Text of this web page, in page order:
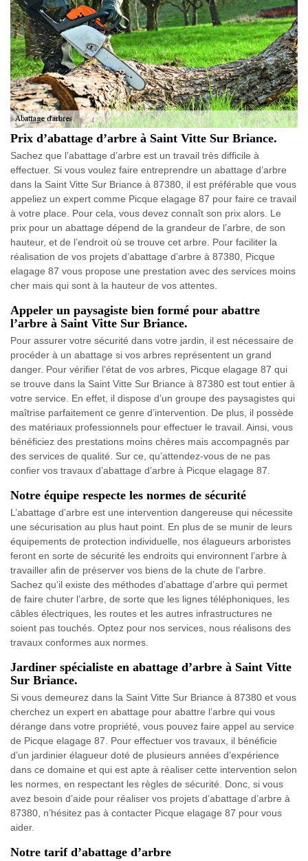
Prix d’abattage d’arbre à Saint Vitte Sur Briance.
Sachez que l’abattage d’arbre est un travail très difficile à
effectuer. Si vous voulez faire entreprendre un abattage d’arbre
dans la Saint Vitte Sur Briance à 87380, il est préférable que vous
appeliez un expert comme Picque elagage 87 pour faire ce travail
à votre place. Pour cela, vous devez connaît son prix alors. Le
prix pour un abattage dépend de la grandeur de l’arbre, de son
hauteur, et de l’endroit où se trouve cet arbre. Pour faciliter la
réalisation de vos projets d’abattage d’arbre à 87380, Picque
elagage 87 vous propose une prestation avec des services moins
cher mais qui sont à la hauteur de vos attentes.
Appeler un paysagiste bien formé pour abattre
l’arbre à Saint Vitte Sur Briance.
Pour assurer votre sécurité dans votre jardin, il est nécessaire de
procéder à un abattage si vos arbres représentent un grand
danger. Pour vérifier l’état de vos arbres, Picque elagage 87 qui
se trouve dans la Saint Vitte Sur Briance à 87380 est tout entier à
votre service. En effet, il dispose d’un groupe des paysagistes qui
maîtrise parfaitement ce genre d’intervention. De plus, il possède
des matériaux professionnels pour effectuer le travail. Ainsi, vous
bénéficiez des prestations moins chères mais accompagnés par
des services de qualité. Sur ce, qu’attendez-vous de ne pas
confier vos travaux d’abattage d’arbre à Picque elagage 87.
Notre équipe respecte les normes de sécurité
L’abattage d’arbre est une intervention dangereuse qui nécessite
une sécurisation au plus haut point. En plus de se munir de leurs
équipements de protection individuelle, nos élagueurs arboristes
feront en sorte de sécurité les endroits qui environnent l’arbre à
travailler afin de préserver vos biens de la chute de l’arbre.
Sachez qu’il existe des méthodes d’abattage d’arbre qui permet
de faire chuter l’arbre, de sorte que les lignes téléphoniques, les
câbles électriques, les routes et les autres infrastructures ne
soient pas touchés. Optez pour nos services, nous réalisons des
travaux conformes aux normes.
Jardiner spécialiste en abattage d’arbre à Saint Vitte
Sur Briance.
Si vous demeurez dans la Saint Vitte Sur Briance à 87380 et vous
cherchez un expert en abattage pour abattre l’arbre qui vous
dérange dans votre propriété, vous pouvez faire appel au service
de Picque elagage 87. Pour effectuer vos travaux, il bénéficie
d’un jardinier élagueur doté de plusieurs années d’expérience
dans ce domaine et qui est apte à réaliser cette intervention selon
les normes, en respectant les règles de sécurité. Donc, si vous
avez besoin d’aide pour réaliser vos projets d’abattage d’arbre à
87380, n’hésitez pas à contacter Picque elagage 87 pour vous
aider.
Notre tarif d’abattage d’arbre